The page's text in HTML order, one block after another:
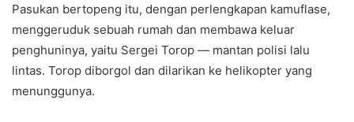
Pasukan bertopeng itu, dengan perlengkapan kamuflase,
menggeruduk sebuah rumah dan membawa keluar
penghuninya, yaitu Sergei Torop — mantan polisi lalu
lintas. Torop diborgol dan dilarikan ke helikopter yang
menunggunya.